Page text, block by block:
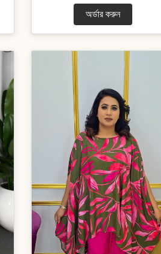
অর্ডার করুন